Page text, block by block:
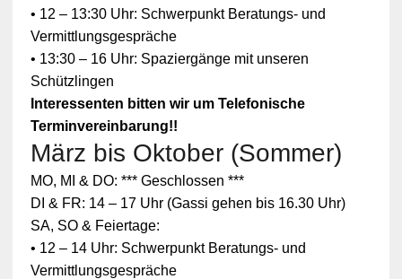
• 12 – 13:30 Uhr: Schwerpunkt Beratungs- und
Vermittlungsgespräche
• 13:30 – 16 Uhr: Spaziergänge mit unseren
Schützlingen
Interessenten bitten wir um Telefonische
Terminvereinbarung!!
März bis Oktober (Sommer)
MO, MI & DO: *** Geschlossen ***
DI & FR: 14 – 17 Uhr (Gassi gehen bis 16.30 Uhr)
SA, SO & Feiertage:
• 12 – 14 Uhr: Schwerpunkt Beratungs- und
Vermittlungsgespräche